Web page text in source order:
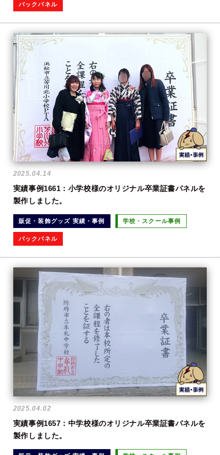
バックパネル
2025.04.14
実績事例1661：小学校様のオリジナル卒業証書パネルを
製作しました。
販促・装飾グッズ 実績・事例 学校・スクール事例
バックパネル
2025.04.02
実績事例1657：中学校様のオリジナル卒業証書パネルを
製作しました。